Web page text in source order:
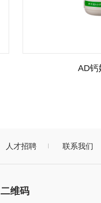
AD钙
人才招聘 联系我们
二维码